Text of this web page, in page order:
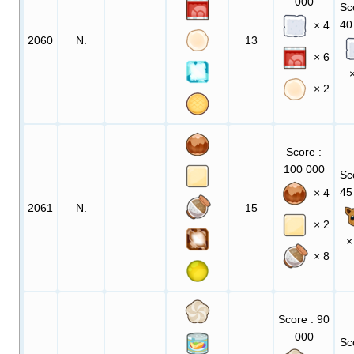
2060 N. 13
× 4
× 6
× 2
2061 N. 15
Score :
100 000
× 4
× 2
× 8
Score : 90
000